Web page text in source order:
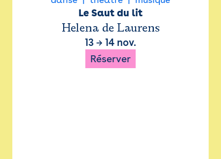
Le Saut du lit
Helena de Laurens
13 → 14 nov.
Réserver